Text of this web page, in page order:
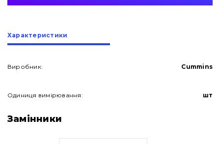
Про нас
Характеристики
Виробник: Cummins
Одиниця вимірювання: шт
Замінники